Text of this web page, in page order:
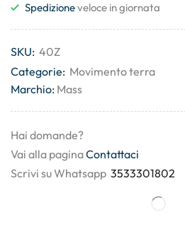
Spedizioneveloce in giornata
SKU: 40Z
Categorie: Movimento terra
Marchio: Mass
Hai domande?
Vai alla paginaContattaci
Scrivi su Whatsapp 3533301802